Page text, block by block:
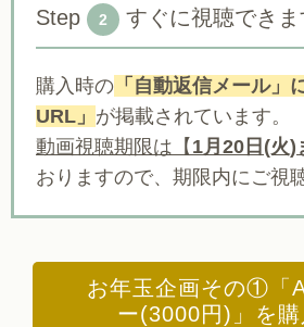
Step 2 すぐに視聴できま
購入時の 「自動返信メール」
URL」 が掲載されています。
動画視聴期限は【 1月20日(火)
おりますので、期限内にご視
お年玉企画その①「
ー(3000円)」を購